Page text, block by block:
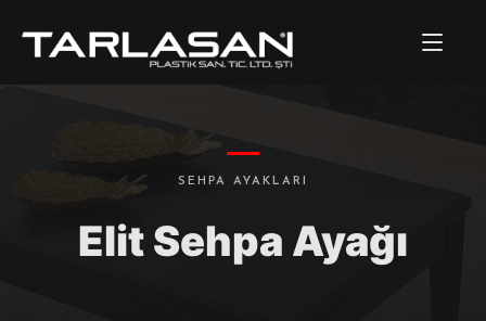
SEHPA AYAKLARI
Elit Sehpa Ayağı